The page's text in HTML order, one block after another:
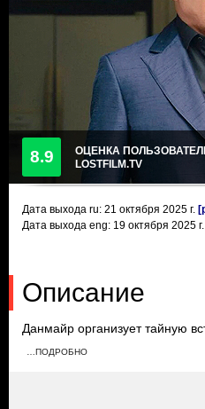
8.9
ОЦЕНКА
LOSTFILM.TV
Дата выхода ru: 21 октября 2025 г.
Дата выхода eng: 19 октября 2025 г.
Описание
Данмайр организует тайную
чтобы увидеться с Дуайтом в
…ПОДРОБНО